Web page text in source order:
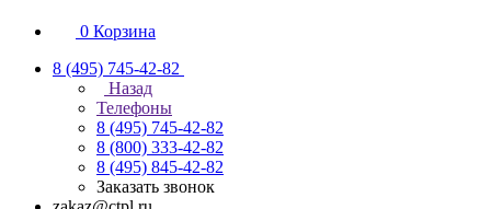
0 Корзина
8 (495) 745-42-82
Назад
Телефоны
8 (495) 745-42-82
8 (800) 333-42-82
8 (495) 845-42-82
Заказать звонок